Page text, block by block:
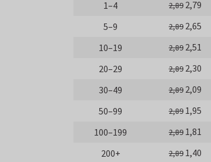
1–4
2,89 2,79
5–9
2,89 2,65
10–19
2,89 2,51
20–29
2,89 2,30
30–49
2,89 2,09
50–99
2,89 1,95
100–199
2,89 1,81
200+
2,89 1,40